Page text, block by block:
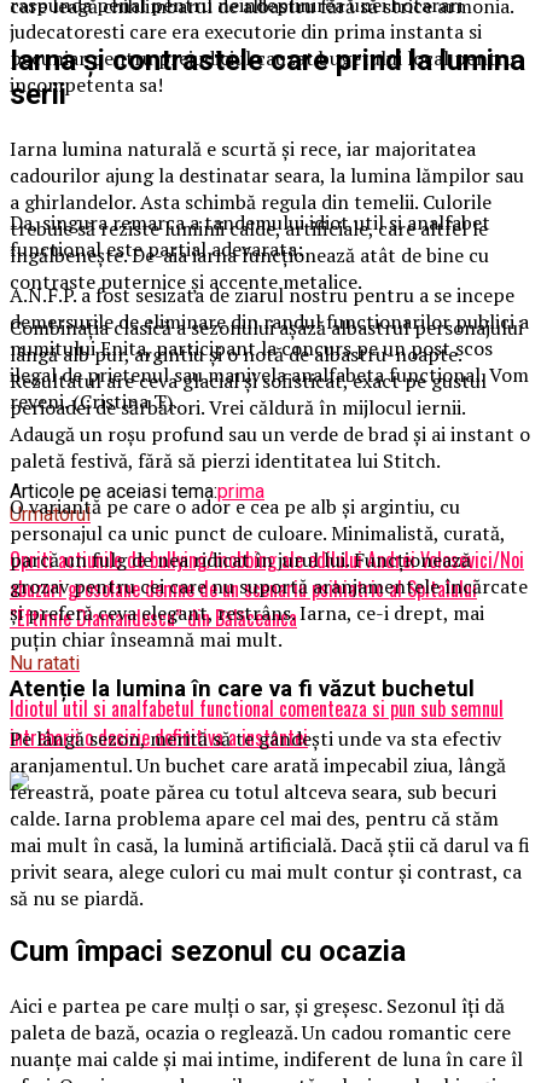
judecatoresti care era executorie din prima instanta si
pecuniar pentru prejudiciul cauzat bugetului local pentru
incompetenta sa!
Da, singura remarca a tandemului idiot util si analfabet
functional este partial adevarata:
A.N.F.P. a fost sesizata de ziarul nostru pentru a se incepe
demersurile de eliminare din randul functionarilor publici a
numitului Enita, participant la concurs pe un post scos
ilegal de prietenul sau manivela analfabeta functional. Vom
reveni. (Cristina T).
Articole pe aceiasi tema:prima
Urmatorul
Opriti actiunile de bullying/mobbing ale edilului Andrei Volosevici/Noi
abuzuri grosolane demne de un scenariu psihiatric al Spitalului
”Eftimie Diamandescu” din Bălăceanca
Nu ratati
Idiotul util si analfabetul functional comenteaza si pun sub semnul
intrebarii o decizie definitiva a instantei
care leagă chihlimbarul de albastru fără să strice armonia.
Iarna și contrastele care prind la lumina
serii
Iarna lumina naturală e scurtă și rece, iar majoritatea
cadourilor ajung la destinatar seara, la lumina lămpilor sau
a ghirlandelor. Asta schimbă regula din temelii. Culorile
trebuie să reziste luminii calde, artificiale, care altfel le
îngălbenește. De-aia iarna funcționează atât de bine cu
contraste puternice și accente metalice.
Combinația clasică a sezonului așază albastrul personajului
lângă alb pur, argintiu și o notă de albastru-noapte.
Rezultatul are ceva glacial și sofisticat, exact pe gustul
perioadei de sărbători. Vrei căldură în mijlocul iernii.
Adaugă un roșu profund sau un verde de brad și ai instant o
paletă festivă, fără să pierzi identitatea lui Stitch.
O variantă pe care o ador e cea pe alb și argintiu, cu
personajul ca unic punct de culoare. Minimalistă, curată,
parcă un fulg de nea ridicat în jurul lui. Funcționează
grozav pentru cei care nu suportă aranjamentele încărcate
și preferă ceva elegant, restrâns. Iarna, ce-i drept, mai
puțin chiar înseamnă mai mult.
Atenție la lumina în care va fi văzut buchetul
Pe lângă sezon, merită să te gândești unde va sta efectiv
aranjamentul. Un buchet care arată impecabil ziua, lângă
fereastră, poate părea cu totul altceva seara, sub becuri
calde. Iarna problema apare cel mai des, pentru că stăm
mai mult în casă, la lumină artificială. Dacă știi că darul va fi
privit seara, alege culori cu mai mult contur și contrast, ca
să nu se piardă.
Cum împaci sezonul cu ocazia
Aici e partea pe care mulți o sar, și greșesc. Sezonul îți dă
paleta de bază, ocazia o reglează. Un cadou romantic cere
nuanțe mai calde și mai intime, indiferent de luna în care îl